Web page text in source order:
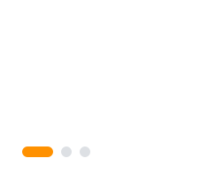
1 2 3